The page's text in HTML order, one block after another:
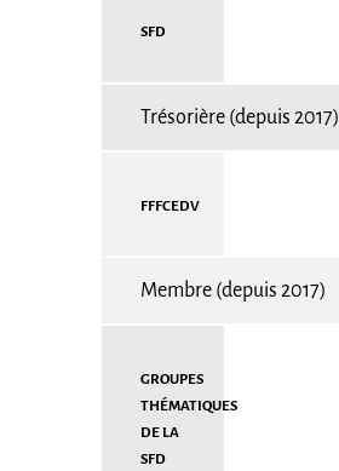
SFD
trésorière (depuis 2017)
FFFCEDV
membre (depuis 2017)
Groupes
Thématiques
de la
SFD